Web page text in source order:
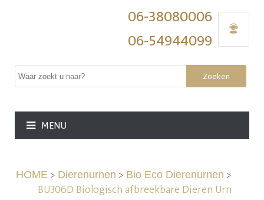
06-38080006
06-54944099
Zoeken
MENU
HOME> Dierenurnen > Bio Eco Dierenurnen >
BU306D Biologisch afbreekbare Dieren Urn